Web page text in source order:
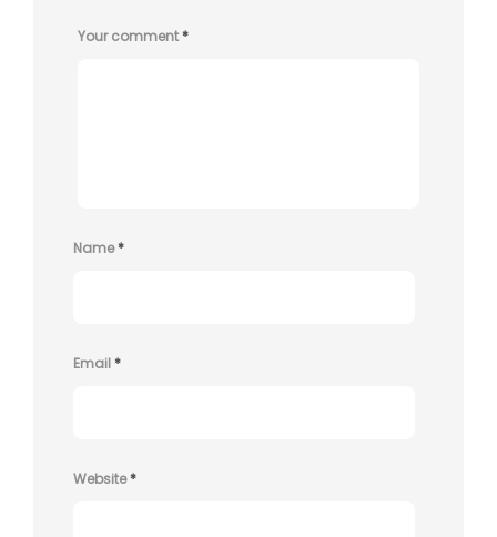
Your comment*
Name*
Email*
Website*